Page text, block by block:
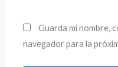
Guarda mi nombre,
navegador para la